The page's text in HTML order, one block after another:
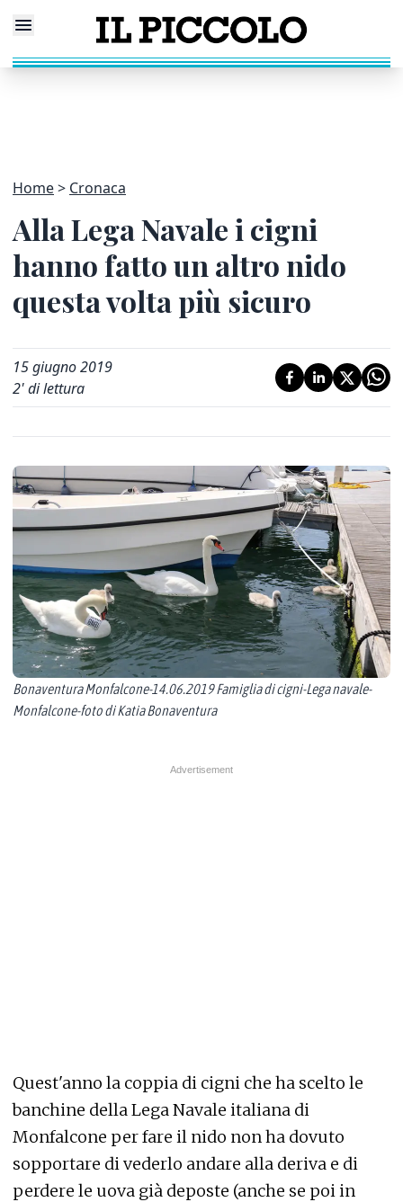
Home Cronaca
Alla Lega Navale i cigni
hanno fatto un altro nido
questa volta più sicuro
15 giugno 2019
2' di lettura
Bonaventura Monfalcone-14.06.2019 Famiglia di cigni-Lega navale-
Monfalcone-foto di Katia Bonaventura
Quest'anno la coppia di cigni che ha scelto le
banchine della Lega Navale italiana di
Monfalcone per fare il nido non ha dovuto
sopportare di vederlo andare alla deriva e di
perdere le uova già deposte (anche se poi in